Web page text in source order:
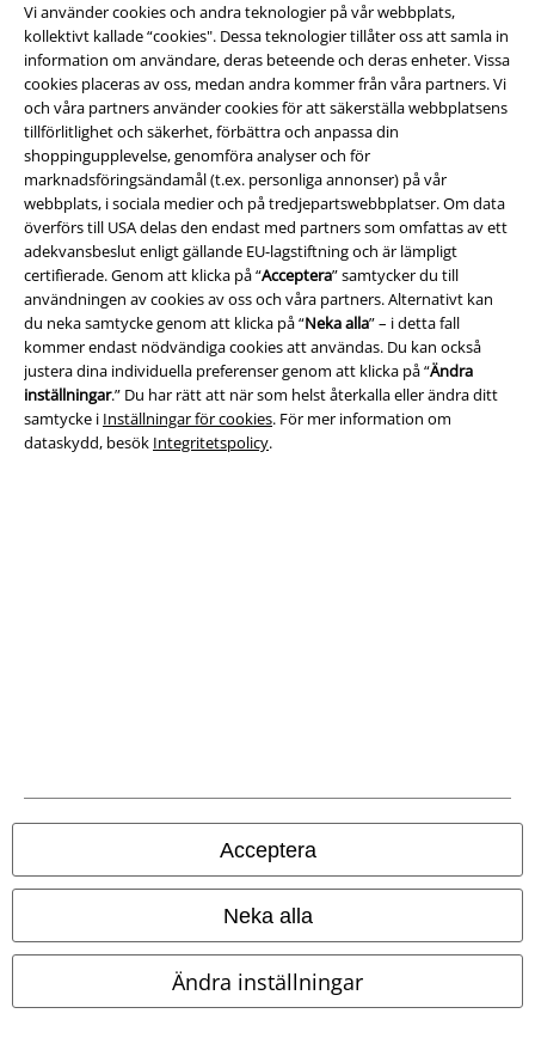
Vi använder cookies och andra teknologier på vår webbplats,
kollektivt kallade “cookies". Dessa teknologier tillåter oss att samla in
information om användare, deras beteende och deras enheter. Vissa
cookies placeras av oss, medan andra kommer från våra partners. Vi
och våra partners använder cookies för att säkerställa webbplatsens
tillförlitlighet och säkerhet, förbättra och anpassa din
shoppingupplevelse, genomföra analyser och för
marknadsföringsändamål (t.ex. personliga annonser) på vår
webbplats, i sociala medier och på tredjepartswebbplatser. Om data
överförs till USA delas den endast med partners som omfattas av ett
adekvansbeslut enligt gällande EU-lagstiftning och är lämpligt
certifierade. Genom att klicka på “Acceptera” samtycker du till
användningen av cookies av oss och våra partners. Alternativt kan
du neka samtycke genom att klicka på “Neka alla” – i detta fall
kommer endast nödvändiga cookies att användas. Du kan också
justera dina individuella preferenser genom att klicka på “Ändra
inställningar.” Du har rätt att när som helst återkalla eller ändra ditt
samtycke i Inställningar för cookies. För mer information om
dataskydd, besök Integritetspolicy.
Acceptera
Neka alla
Ändra inställningar
% Få kvar i lager
1289:-
Metal Details
% Removable Parts Metal Details